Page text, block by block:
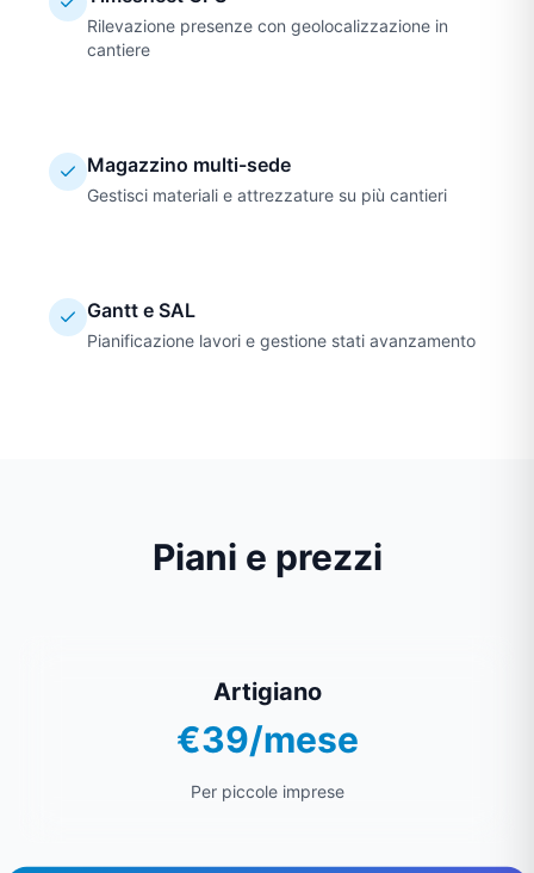
Rilevazione presenze con geolocalizzazione in
cantiere
Magazzino multi-sede
Gestisci materiali e attrezzature su più cantieri
Gantt e SAL
Pianificazione lavori e gestione stati avanzamento
Piani e prezzi
Artigiano
€39/mese
Per piccole imprese